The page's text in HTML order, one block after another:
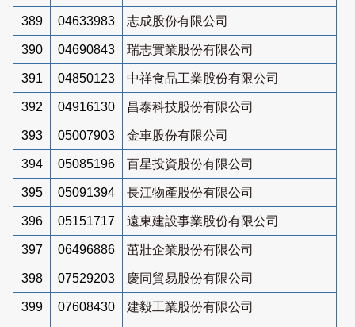
389 04633983 志成股份有限公司
390 04690843 瑞志實業股份有限公司
391 04850123 中祥食品工業股份有限公司
392 04916130 昌泰科技股份有限公司
393 05007903 金車股份有限公司
394 05085196 百星投資股份有限公司
395 05091394 長江物產股份有限公司
396 05151717 遠東建設事業股份有限公司
397 06496886 茁壯企業股份有限公司
398 07529203 慶同貿易股份有限公司
399 07608430 建毅工業股份有限公司